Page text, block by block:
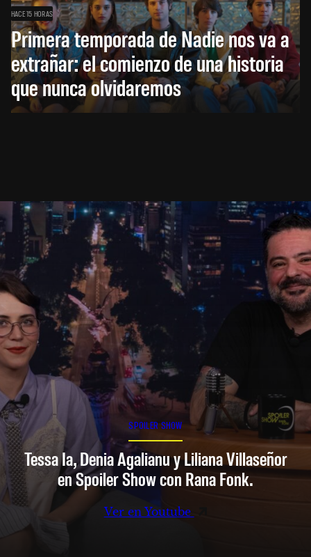
HACE 15 HORAS
Primera temporada de Nadie nos va a
extrañar: el comienzo de una historia
que nunca olvidaremos
SPOILER SHOW
Tessa Ia, Denia Agalianu y Liliana Villaseñor
en Spoiler Show con Rana Fonk.
Ver en Youtube